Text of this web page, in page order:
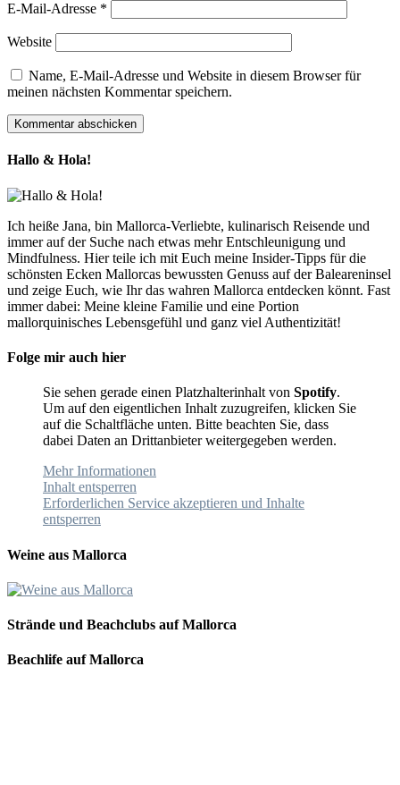
E-Mail-Adresse *
Website
Name, E-Mail-Adresse und Website in diesem Browser für
meinen nächsten Kommentar speichern.
Hallo & Hola!
Ich heiße Jana, bin Mallorca-Verliebte, kulinarisch Reisende und
immer auf der Suche nach etwas mehr Entschleunigung und
Mindfulness. Hier teile ich mit Euch meine Insider-Tipps für die
schönsten Ecken Mallorcas bewussten Genuss auf der Baleareninsel
und zeige Euch, wie Ihr das wahren Mallorca entdecken könnt. Fast
immer dabei: Meine kleine Familie und eine Portion
mallorquinisches Lebensgefühl und ganz viel Authentizität!
Folge mir auch hier
Sie sehen gerade einen Platzhalterinhalt von Spotify.
Um auf den eigentlichen Inhalt zuzugreifen, klicken Sie
auf die Schaltfläche unten. Bitte beachten Sie, dass
dabei Daten an Drittanbieter weitergegeben werden.
Mehr Informationen
Inhalt entsperren
Erforderlichen Service akzeptieren und Inhalte
entsperren
Weine aus Mallorca
Strände und Beachclubs auf Mallorca
Beachlife auf Mallorca